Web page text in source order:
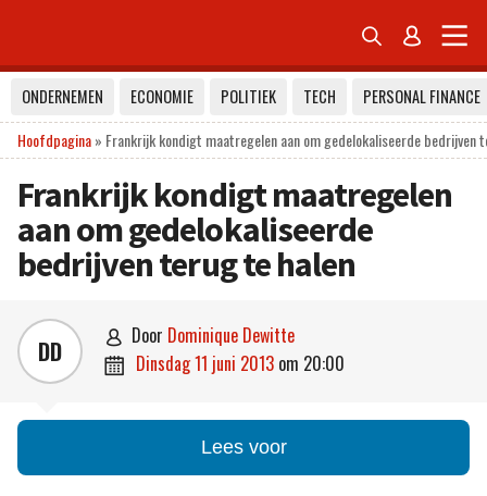
 
ONDERNEMEN ECONOMIE POLITIEK TECH
PERSONAL FINANCE
Hoofdpagina» Frankrijk kondigt maatregelen aan om gedelokaliseerde bedrijven
Frankrijk kondigt maatregelen
aan om gedelokaliseerde
bedrijven terug te halen
DD  door Dominique Dewitte
 dinsdag 11 juni 2013 om 20:00
Lees voor